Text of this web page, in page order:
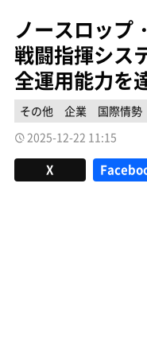
ノースロップ
戦闘指揮シス
全運用能力を
その他 企業
国際情勢
2025-12-22 11:15
X